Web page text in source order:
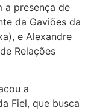
a presença de
da Gaviões da
e Alexandre
Relações
a
Fiel, que busca